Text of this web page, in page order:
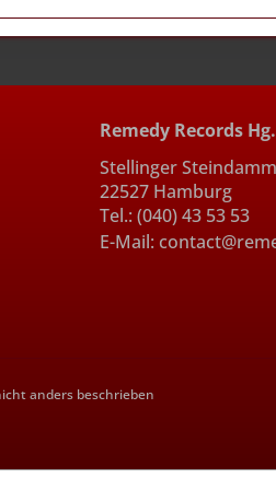
Remedy Records
Stellinger
22527 Hamburg
Tel.: (040) 43 53 53
E-Mail:
anders beschrieben